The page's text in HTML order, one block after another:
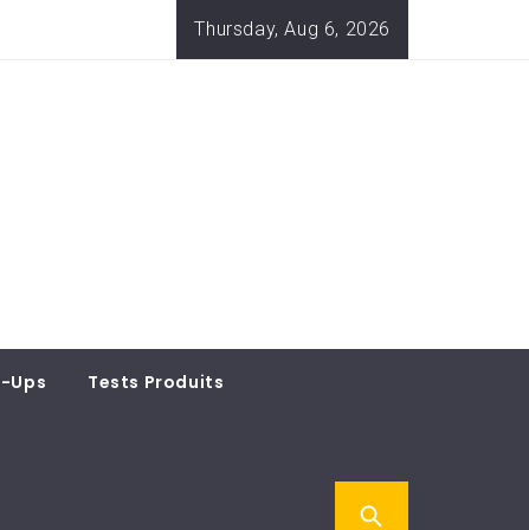
Thursday, Aug 6, 2026
Ups Tests Produits